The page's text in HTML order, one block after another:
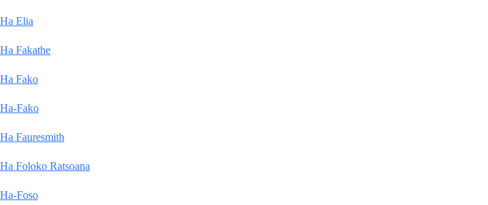
Ha Elia
Ha Fakathe
Ha Fako
Ha-Fako
Ha Fauresmith
Ha Foloko Ratsoana
Ha-Foso